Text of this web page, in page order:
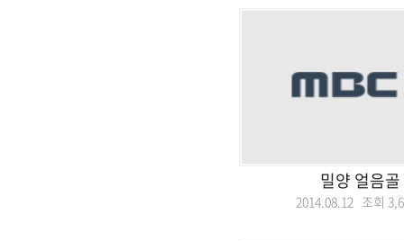
밀양 얼음
2014.08.12 조회